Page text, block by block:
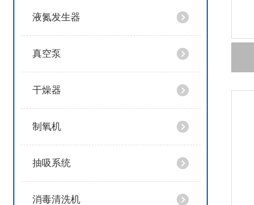
液氮发生器
真空泵
干燥器
制氧机
抽吸系统
消毒清洗机